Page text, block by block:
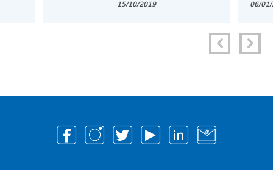
15/10/2019 06/